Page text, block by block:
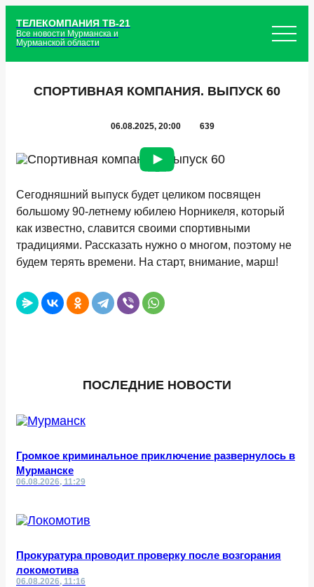
ТЕЛЕКОМПАНИЯ ТВ-21
Все новости Мурманска и
Мурманской области
СПОРТИВНАЯ КОМПАНИЯ. ВЫПУСК 60
06.08.2025, 20:00 639
Сегодняшний выпуск будет целиком посвящен
большому 90-летнему юбилею Норникеля, который
как известно, славится своими спортивными
традициями. Рассказать нужно о многом, поэтому не
будем терять времени. На старт, внимание, марш!
ПОСЛЕДНИЕ НОВОСТИ
Громкое криминальное приключение развернулось в
Мурманске
06.08.2026, 11:29
Прокуратура проводит проверку после возгорания
локомотива
06.08.2026, 11:16